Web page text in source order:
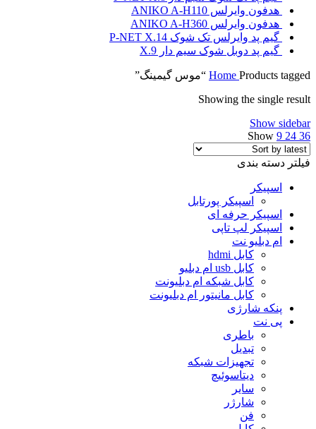
هدفون وایرلس ANIKO A-H110
هدفون وایرلس ANIKO A-H360
گیم پد وایرلس تک شوک P-NET X.14
گیم پد دوبل شوک سیم دار X.9
Home Products tagged “موس گیمینگ”
Showing the single result
Show sidebar
Show 9 24 36
فیلتر دسته بندی
اسپیکر
اسپیکر پورتابل
اسپیکر حرفه ای
اسپیکر لپ تاپی
ام دبلیو نت
کابل hdmi
کابل usb ام دبلیو
کابل شبکه ام دبلیونت
کابل مانیتور ام دبلیونت
پنکه شارژی
پی نت
باطری
تبدیل
تجهیزات شبکه
دیتاسوئیچ
سایر
شارژر
فن